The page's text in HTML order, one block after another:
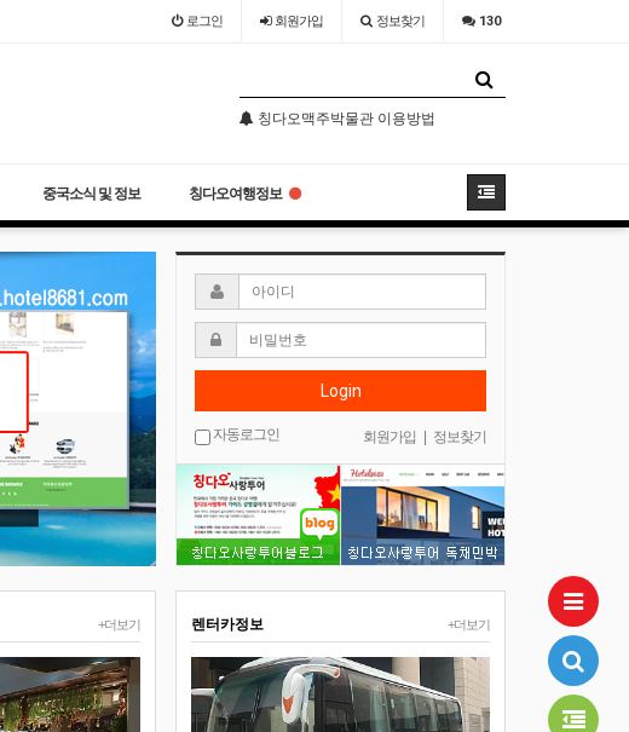
로그인 회원가입 정보찾기 130
소어산 -칭다오관광지 필코스
칭다오맥주박물관 이용방법
칭다오맥주박물관 이용방법
중국소식 및 정보 칭다오여행정보
Login
자동로그인 회원가입 정보찾기
+더보기 +더보기
렌터카정보